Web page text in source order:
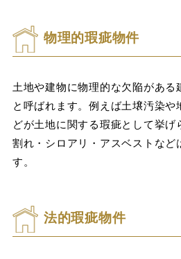
物理的瑕疵物件
土地や建物に物理的な欠陥があ
と呼ばれます。例えば土壌汚染や
どが土地に関する瑕疵として挙
割れ・シロアリ・アスベストなど
す。
法的瑕疵物件